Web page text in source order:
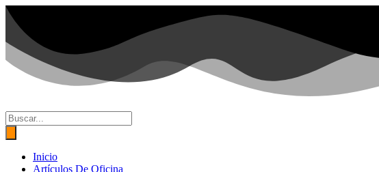
Ir
contenido
Búsqueda
de
productos
Inicio
Artículos De Oficina